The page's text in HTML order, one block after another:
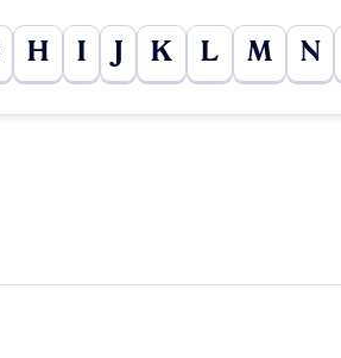
H I J K L M N